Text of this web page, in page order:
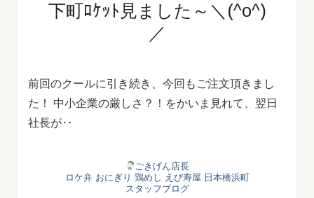
下町ﾛｹｯﾄ見ました～＼(^o^)
／
前回のクールに引き続き、今回もご注文頂きまし
た！ 中小企業の厳しさ？！をかいま見れて、翌日
社長が‥
ごきげん店長
ロケ弁 おにぎり 鶏めし えび寿屋 日本橋浜町
スタッフブログ